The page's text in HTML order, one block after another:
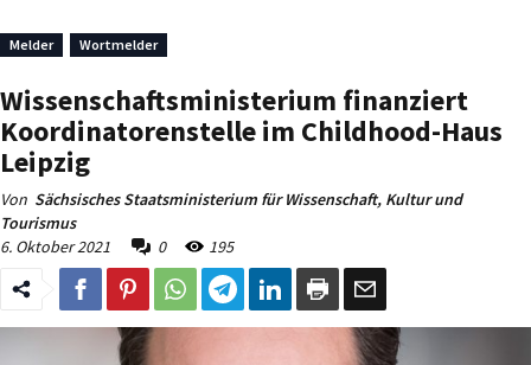
Melder Wortmelder
Wissenschaftsministerium finanziert
Koordinatorenstelle im Childhood-Haus
Leipzig
Von Sächsisches Staatsministerium für Wissenschaft, Kultur und
Tourismus
6. Oktober 2021
0 195